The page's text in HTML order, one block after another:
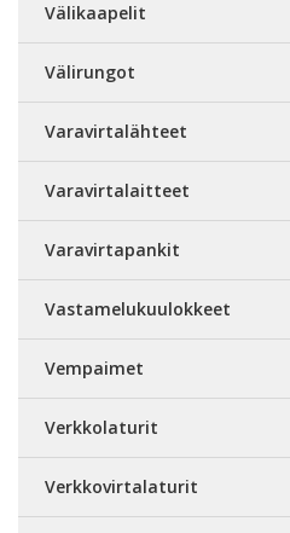
Välikaapelit
Välirungot
Varavirtalähteet
Varavirtalaitteet
Varavirtapankit
Vastamelukuulokkeet
Vempaimet
Verkkolaturit
Verkkovirtalaturit